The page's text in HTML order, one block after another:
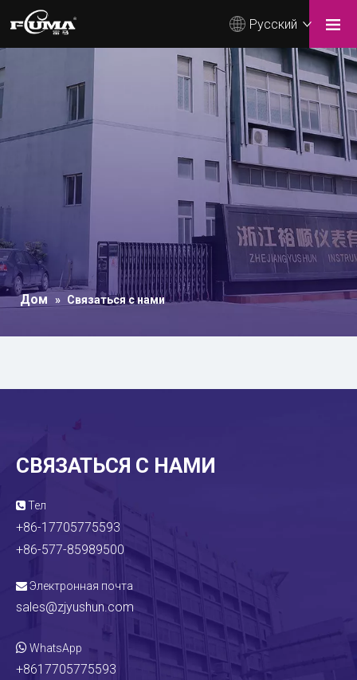
Pусский
Дом » Связаться с нами
СВЯЗАТЬСЯ С НАМИ
 Тел
+86-17705775593
+86-577-85989500
 Электронная почта
sales@zjyushun.com
 WhatsApp
+8617705775593